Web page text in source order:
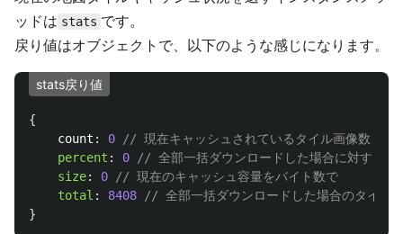
ッドは stats です。
戻り値はオブジェクトで、以下のような感じになります。
stats戻り値
{
count : 0
// 現在キャッシュされているタイル画像数
percent : 0
// 全部一括ダウンロードした場合に対する現
size: 0
// 現在のキャッシュ容量をバイト数で
total : 8408
// 全部一括ダウンロードした場合のタイル
}